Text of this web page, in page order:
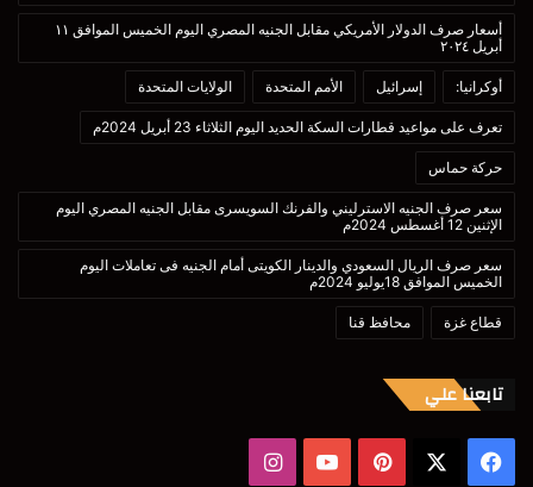
أسعار صرف الدولار الأمريكي مقابل الجنيه المصري اليوم الخميس الموافق ١١
أبريل ٢٠٢٤
أوكرانيا: إسرائيل الأمم المتحدة الولايات المتحدة
تعرف على مواعيد قطارات السكة الحديد اليوم الثلاثاء 23 أبريل 2024م
حركة حماس
سعر صرف الجنيه الاسترليني والفرنك السويسرى مقابل الجنيه المصري اليوم
الإثنين 12 أغسطس 2024م
سعر صرف الريال السعودي والدينار الكويتى أمام الجنيه فى تعاملات اليوم
الخميس الموافق 18يوليو 2024م
قطاع غزة محافظ قنا
تابعنا علي
فيسبوك بينتيريست‫YouTube